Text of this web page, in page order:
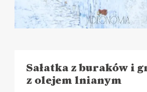
Sałatka z buraków i
z olejem lnianym